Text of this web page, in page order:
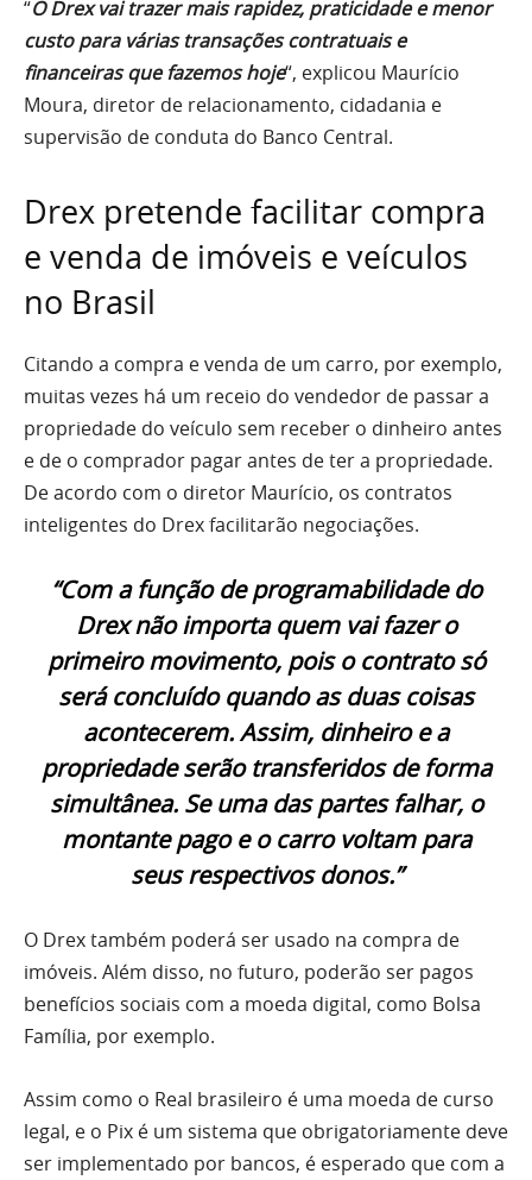
“O Drex vai trazer mais rapidez, praticidade e menor
custo para várias transações contratuais e
financeiras que fazemos hoje“, explicou Maurício
Moura, diretor de relacionamento, cidadania e
supervisão de conduta do Banco Central.
Drex pretende facilitar compra
e venda de imóveis e veículos
no Brasil
Citando a compra e venda de um carro, por exemplo,
muitas vezes há um receio do vendedor de passar a
propriedade do veículo sem receber o dinheiro antes
e de o comprador pagar antes de ter a propriedade.
De acordo com o diretor Maurício, os contratos
inteligentes do Drex facilitarão negociações.
“Com a função de programabilidade do
Drex não importa quem vai fazer o
primeiro movimento, pois o contrato só
será concluído quando as duas coisas
acontecerem. Assim, dinheiro e a
propriedade serão transferidos de forma
simultânea. Se uma das partes falhar, o
montante pago e o carro voltam para
seus respectivos donos.”
O Drex também poderá ser usado na compra de
imóveis. Além disso, no futuro, poderão ser pagos
benefícios sociais com a moeda digital, como Bolsa
Família, por exemplo.
Assim como o Real brasileiro é uma moeda de curso
legal, e o Pix é um sistema que obrigatoriamente deve
ser implementado por bancos, é esperado que com a